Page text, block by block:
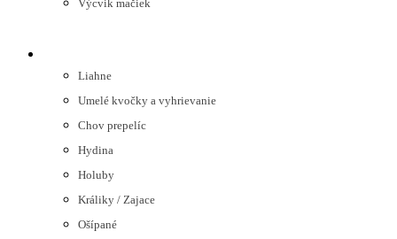
Výcvik mačiek
Liahne
Umelé kvočky a vyhrievanie
Chov prepelíc
Hydina
Holuby
Králiky / Zajace
Ošípané